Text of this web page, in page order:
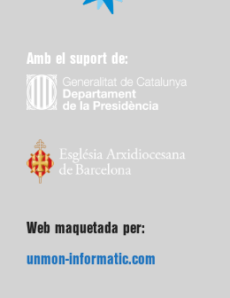
Amb el suport de:
Web maquetada per:
unmon-informatic.com